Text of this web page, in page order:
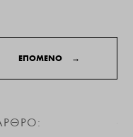
ΕΠΟΜΕΝΟ →